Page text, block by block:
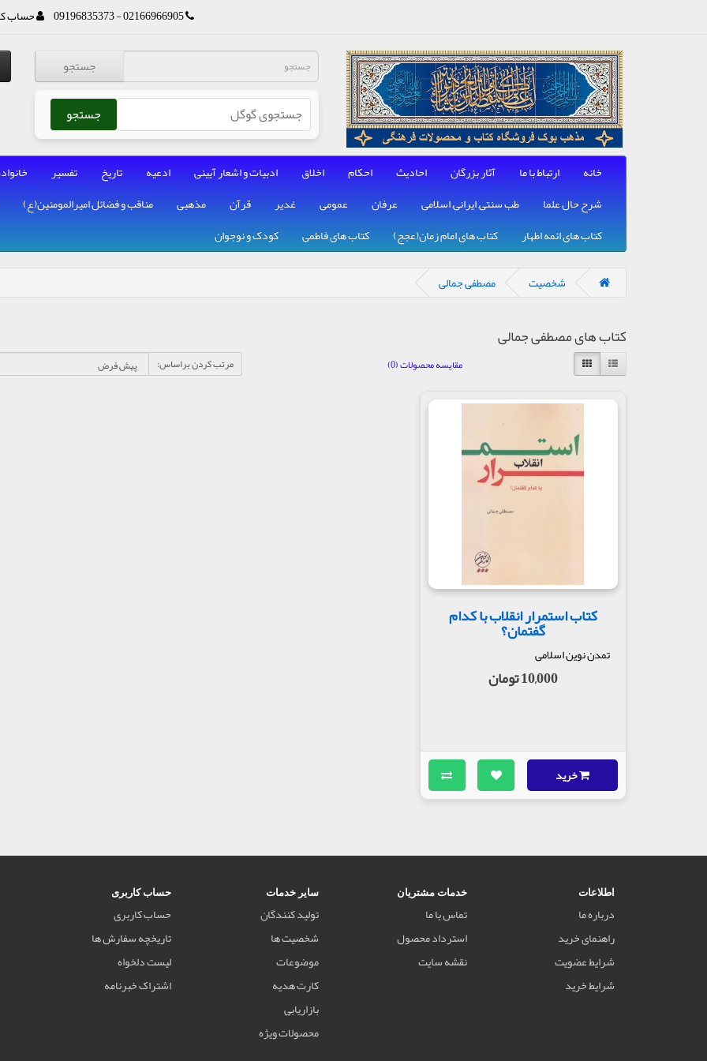
02166966905 - 09196835373 حساب
جستجو
جستجو
خانه ارتباط با ما آثار بزرگان احادیث احکام اخلاق ادبیات و اشعار آیینی ادعیه تاریخ تفسیر
شرح حال علما
طب سنتی, ایرانی, اسلامی عرفان عمومی غدیر قرآن مذهبی مناقب و فضائل امیرالمومنین(ع)
کتاب های ائمه اطهار
کتاب های امام زمان(عجج) کتاب های فاطمی کودک و نوجوان
شخصیت مصطفی جمالی
کتاب های مصطفی جمالی
مقایسه محصولات (0) مرتب کردن براساس:
کتاب استمرار انقلاب با کدام
گفتمان؟
تمدن نوین اسلامی
10,000 تومان
خرید
اطلاعات
درباره ما
راهنمای خرید
شرایط عضویت
شرایط خرید
خدمات مشتریان
تماس با ما
استرداد محصول
نقشه سایت
سایر خدمات
تولید کنندگان
شخصیت ها
موضوعات
کارت هدیه
بازاریابی
محصولات ویژه
حساب کاربری
حساب کاربری
تاریخچه سفارش ها
لیست دلخواه
اشتراک خبرنامه